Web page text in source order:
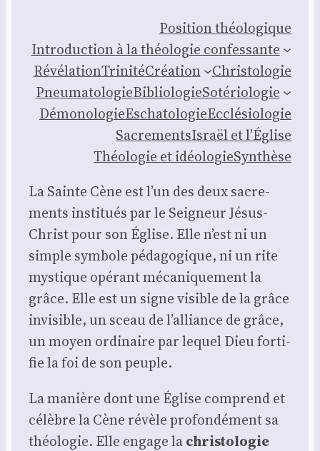
Posi­tion théo­lo­gique
Intro­duc­tion à la théo­lo­gie confes­sante
Révé­la­tionTri­ni­téCréa­tion
Chris­to­lo­gie
Pneu­ma­to­lo­gieBiblio­lo­gieSoté­rio­lo­gie
Démo­no­lo­gieEscha­to­lo­gieEcclé­sio­lo­gie
Sacre­mentsIsraël et l’Église
Théo­lo­gie et idéo­lo­gieSyn­thèse
La Sainte Cène est l’un des deux sacre­
ments ins­ti­tués par le Sei­gneur Jésus-
Christ pour son Église. Elle n’est ni un
simple sym­bole péda­go­gique, ni un rite
mys­tique opé­rant méca­ni­que­ment la
grâce. Elle est un signe visible de la grâce
invi­sible, un sceau de l’alliance de grâce,
un moyen ordi­naire par lequel Dieu for­ti­
fie la foi de son peuple.
La manière dont une Église com­prend et
célèbre la Cène révèle pro­fon­dé­ment sa
théo­lo­gie. Elle engage lachris­to­lo­gie